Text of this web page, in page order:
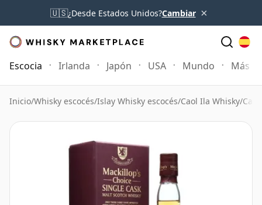
🇺🇸¿Desde Estados Unidos?Cambiar ×
Escocia Irlanda Japón USA Mundo Más
Inicio/Whisky escocés/Islay Whisky escocés/Caol Ila Whisky/